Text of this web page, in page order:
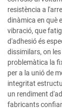
resistència a
dinàmica en què
vibració, que
d'adhesió és
dissimilars, on
problemàtica la
per a la unió de
integritat
un rendiment
fabricants